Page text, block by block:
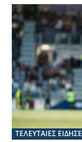
ΤΕΛΕΥΤΑΙΕΣ